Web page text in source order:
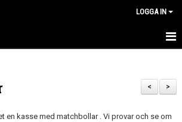
LOGGA IN
>
<
en kasse med matchbollar . Vi provar och se om